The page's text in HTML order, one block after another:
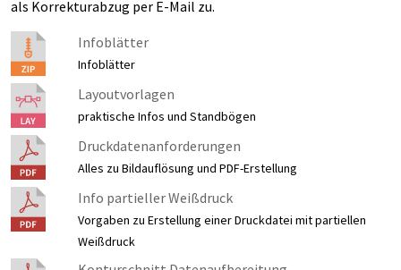
als Korrekturabzug per E-Mail zu.
Infoblätter
Infoblätter
Layoutvorlagen
praktische Infos und Standbögen
Druckdatenanforderungen
Alles zu Bildauflösung und PDF-Erstellung
Info partieller Weißdruck
Vorgaben zu Erstellung einer Druckdatei mit partiellen
Weißdruck